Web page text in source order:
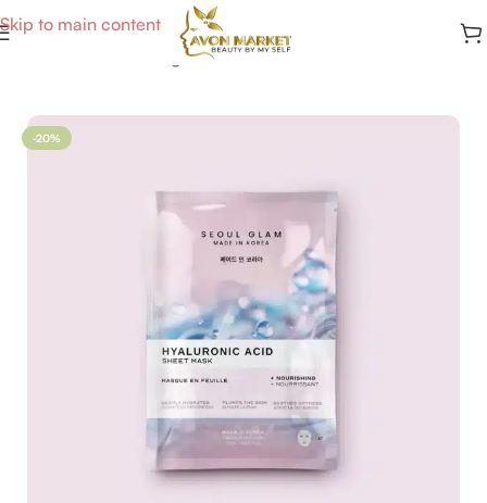
Skip to main content
Soins du Visage
-20%